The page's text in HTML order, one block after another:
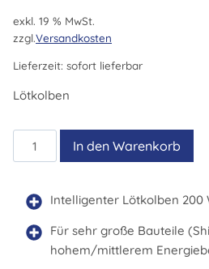
exkl. 19 % MwSt.
zzgl.Versandkosten
Lieferzeit: sofort lieferbar
Lötkolben
WXP
200
Menge
In den Warenkorb
Intelligenter Lötkolben 200
Für sehr große Bauteile
hohem/mittlerem